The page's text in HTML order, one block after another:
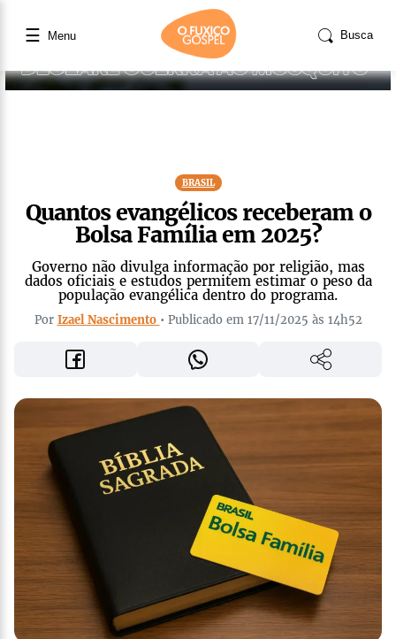
☰ Menu Busca
BRASIL
Quantos evangélicos receberam o
Bolsa Família em 2025?
Governo não divulga informação por religião, mas
dados oficiais e estudos permitem estimar o peso da
população evangélica dentro do programa.
Por Izael Nascimento • Publicado em 17/11/2025 às 14h52